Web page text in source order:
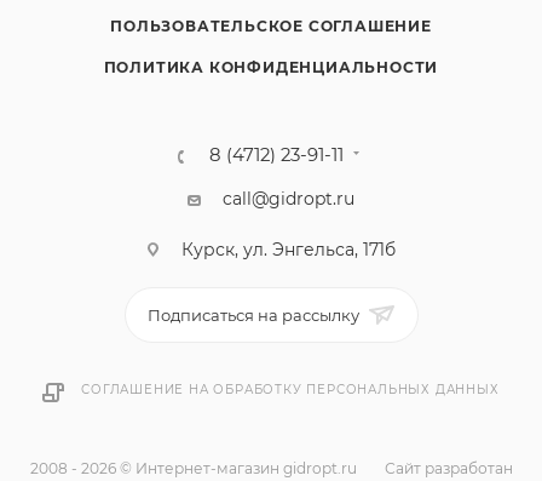
ПОЛЬЗОВАТЕЛЬСКОЕ СОГЛАШЕНИЕ
ПОЛИТИКА КОНФИДЕНЦИАЛЬНОСТИ
8 (4712) 23-91-11
call@gidropt.ru
Курск, ул. Энгельса, 171б
Подписаться на рассылку
СОГЛАШЕНИЕ НА ОБРАБОТКУ ПЕРСОНАЛЬНЫХ ДАННЫХ
2008 - 2026 © Интернет-магазин gidropt.ru Сайт разработан